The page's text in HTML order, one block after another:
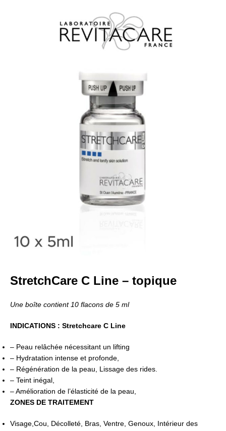
StretchCare C Line – topique
Une boîte contient 10 flacons de 5 ml
INDICATIONS : Stretchcare C Line
– Peau relâchée nécessitant un lifting
– Hydratation intense et profonde,
– Régénération de la peau, Lissage des rides.
– Teint inégal,
– Amélioration de l’élasticité de la peau,
ZONES DE TRAITEMENT
Visage,Cou, Décolleté, Bras, Ventre, Genoux, Intérieur des